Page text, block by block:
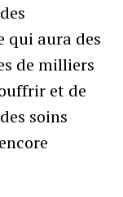
qui aura des
de milliers
et de
soins